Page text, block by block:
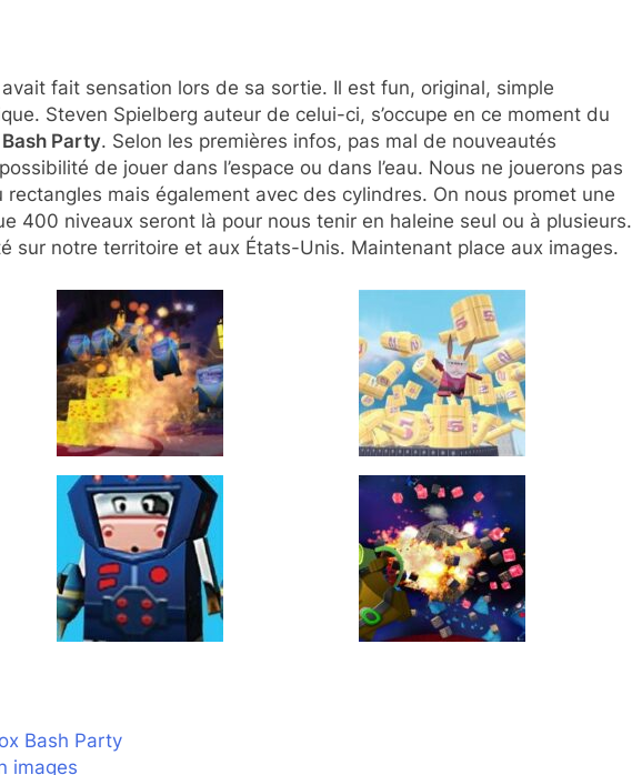
fait sensation lors de sa sortie. Il est fun, original, simple
Steven Spielberg auteur de celui-ci, s’occupe en ce moment du
Party. Selon les premières infos, pas mal de nouveautés
de jouer dans l’espace ou dans l’eau. Nous ne jouerons pas
rectangles mais également avec des cylindres. On nous promet une
400 niveaux seront là pour nous tenir en haleine seul ou à plusieurs.
sur notre territoire et aux États-Unis. Maintenant place aux images.
Bash Party
images